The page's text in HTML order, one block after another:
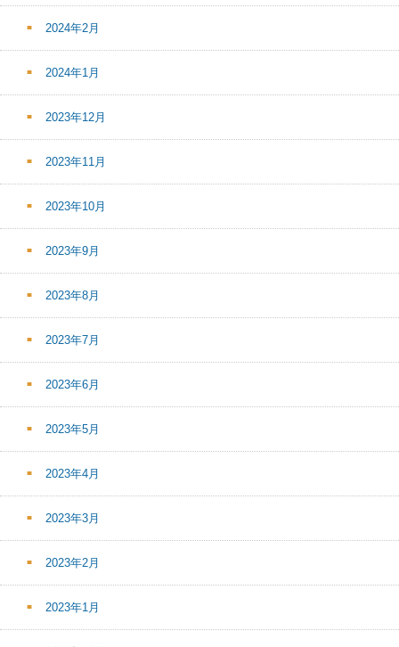
2024年2月
2024年1月
2023年12月
2023年11月
2023年10月
2023年9月
2023年8月
2023年7月
2023年6月
2023年5月
2023年4月
2023年3月
2023年2月
2023年1月